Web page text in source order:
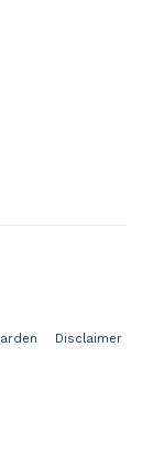
Disclaimer